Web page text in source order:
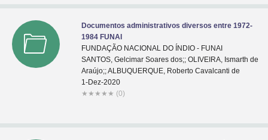
Documentos administrativos diversos entre 1972-
1984 FUNAI
FUNDAÇÃO NACIONAL DO ÍNDIO - FUNAI
SANTOS, Gelcimar Soares dos;; OLIVEIRA, Ismarth de
Araújo;; ALBUQUERQUE, Roberto Cavalcanti de
1-Dez-2020
★ ★ ★ ★ ★ (0)